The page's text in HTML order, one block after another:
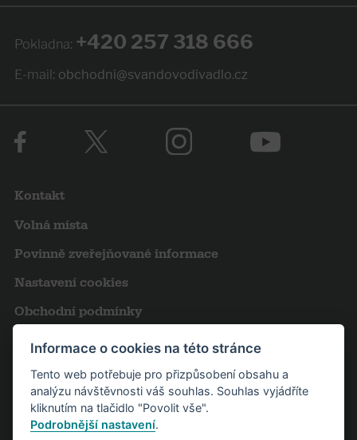
Pokladna: +420 257 318 666
E-mail: obchodni@svandovodivadlo.cz
Kontakt
Volná místa
Povinně zveřejňované informace
Nastavení cookies
Obchodní podmínky
Výroční zprávy
Pro novináře
Partneři
Návštěvní řád
Informace o cookies na této stránce
Tento web potřebuje pro přizpůsobení obsahu a
analýzu návštěvnosti váš souhlas. Souhlas vyjádříte
kliknutím na tlačidlo "Povolit vše".
Podrobnější nastavení.